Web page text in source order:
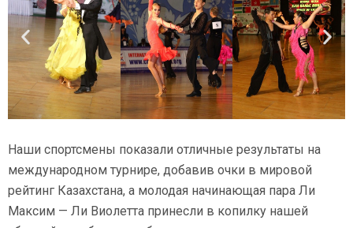
Наши спортсмены показали отличные результаты на
международном турнире, добавив очки в мировой
рейтинг Казахстана, а молодая начинающая пара Ли
Максим — Ли Виолетта принесли в копилку нашей